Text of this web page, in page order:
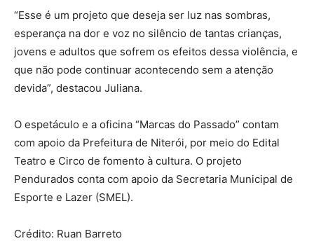
“Esse é um projeto que deseja ser luz nas sombras,
esperança na dor e voz no silêncio de tantas crianças,
jovens e adultos que sofrem os efeitos dessa violência, e
que não pode continuar acontecendo sem a atenção
devida”, destacou Juliana.
O espetáculo e a oficina “Marcas do Passado” contam
com apoio da Prefeitura de Niterói, por meio do Edital
Teatro e Circo de fomento à cultura. O projeto
Pendurados conta com apoio da Secretaria Municipal de
Esporte e Lazer (SMEL).
Crédito: Ruan Barreto